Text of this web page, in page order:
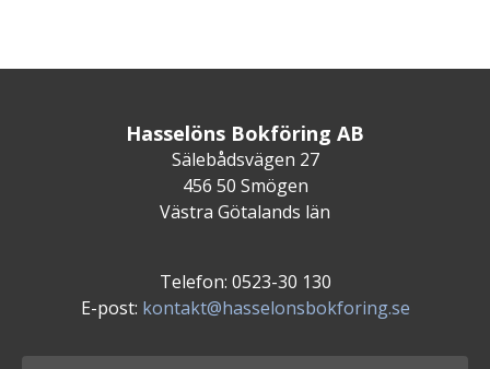
Hasselöns Bokföring AB
Sälebådsvägen 27
456 50 Smögen
Västra Götalands län
Telefon: 0523-30 130
E-post: kontakt@hasselonsbokforing.se